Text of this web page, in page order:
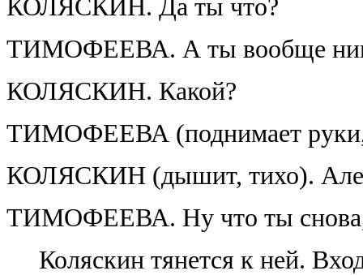
КОЛЯСКИН. Да ты что?
ТИМОФЕЕВА. А ты вообще
КОЛЯСКИН. Какой?
ТИМОФЕЕВА (поднимает руки,
КОЛЯСКИН (дышит, тихо).
ТИМОФЕЕВА. Ну что ты
Коляскин тянется к ней.